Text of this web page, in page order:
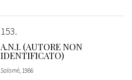
153
A.N.I. (AUTORE NON
IDENTIFICATO)
Salomè, 1986